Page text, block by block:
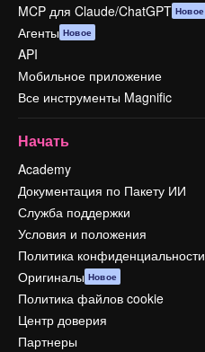
MCP для Claude/ChatGPT Новое
Агенты Новое
API
Мобильное приложение
Все инструменты Magnific
Начать
Academy
Документация по Пакету ИИ
Служба поддержки
Условия и положения
Политика конфиденциальности
Оригиналы Новое
Политика файлов cookie
Центр доверия
Партнеры